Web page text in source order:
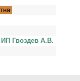
ИП Гвоздев А.В.